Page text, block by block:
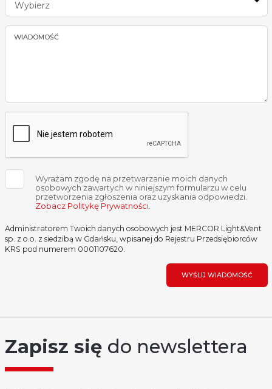
Wybierz
WIADOMOŚĆ
Wyrażam zgodę na przetwarzanie moich danych
osobowych zawartych w niniejszym formularzu w celu
przetworzenia zgłoszenia oraz uzyskania odpowiedzi.
Zobacz Politykę Prywatności.
Administratorem Twoich danych osobowych jest MERCOR Light&Vent
sp. z o.o. z siedzibą w Gdańsku, wpisanej do Rejestru Przedsiębiorców
KRS pod numerem 0001107620.
WYŚLIJ WIADOMOŚĆ
Zapisz się do newslettera